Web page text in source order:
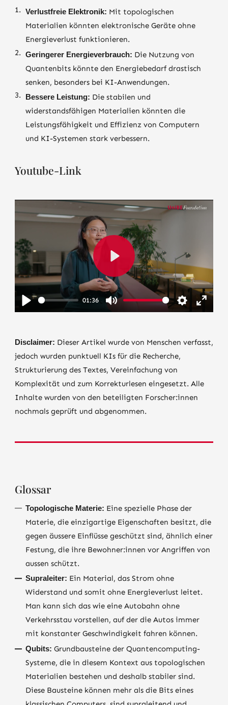
Verlustfreie Elektronik: Mit topologischen
Materialien könnten elektronische Geräte ohne
Energieverlust funktionieren.
Geringerer Energieverbrauch: Die Nutzung von
Quantenbits könnte den Energiebedarf drastisch
senken, besonders bei KI-Anwendungen.
Bessere Leistung: Die stabilen und
widerstandsfähigen Materialien könnten die
Leistungsfähigkeit und Effizienz von Computern
und KI-Systemen stark verbessern.
Youtube-Link
Play
01:36
Mute Settings
Enter
Disclaimer: Dieser Artikel wurde von Menschen verfasst,
jedoch wurden punktuell KIs für die Recherche,
Strukturierung des Textes, Vereinfachung von
Komplexität und zum Korrekturlesen eingesetzt. Alle
Inhalte wurden von den beteiligten Forscher:innen
nochmals geprüft und abgenommen.
Glossar
Topologische Materie: Eine spezielle Phase der
Materie, die einzigartige Eigenschaften besitzt, die
gegen äussere Einflüsse geschützt sind, ähnlich einer
Festung, die ihre Bewohner:innen vor Angriffen von
aussen schützt.
Supraleiter: Ein Material, das Strom ohne
Widerstand und somit ohne Energieverlust leitet.
Man kann sich das wie eine Autobahn ohne
Verkehrsstau vorstellen, auf der die Autos immer
mit konstanter Geschwindigkeit fahren können.
Qubits: Grundbausteine der Quantencomputing-
Systeme, die in diesem Kontext aus topologischen
Materialien bestehen und deshalb stabiler sind.
Diese Bausteine können mehr als die Bits eines